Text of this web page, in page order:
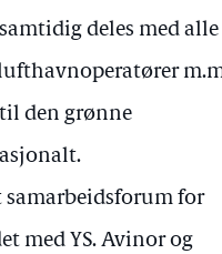
deles med alle
den grønne
samarbeidsforum for
med YS. Avinor og